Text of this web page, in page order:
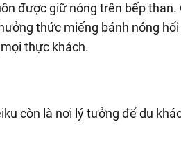
được giữ nóng trên bếp than.
thức miếng bánh nóng
thực khách.
còn là nơi lý tưởng để du